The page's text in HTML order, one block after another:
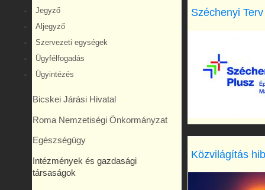
Jegyző
Aljegyző
Szervezeti egységek
Ügyfélfogadás
Ügyintézés
Bicskei Járási Hivatal
Roma Nemzetiségi Önkormányzat
Egészségügy
Intézmények és gazdasági
társaságok
Széchenyi
Közvilágítás